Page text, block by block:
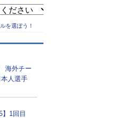
を選ぼう！
海外チー
人選手
】1回目